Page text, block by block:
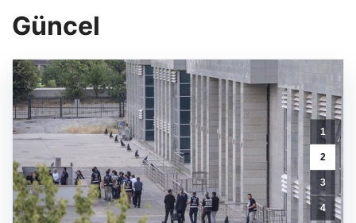
Güncel
1
2
3
4
Borsalarda
Bitcoin
Stoku
Bir
Yılda